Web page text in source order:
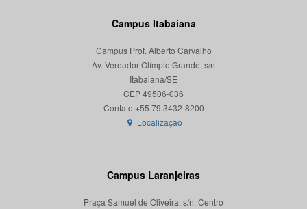
Campus Itabaiana
Campus Prof. Alberto Carvalho
Av. Vereador Olímpio Grande, s/n
Itabaiana/SE
CEP 49506-036
Localização
Campus Laranjeiras
Praça Samuel de Oliveira, s/n, Centro